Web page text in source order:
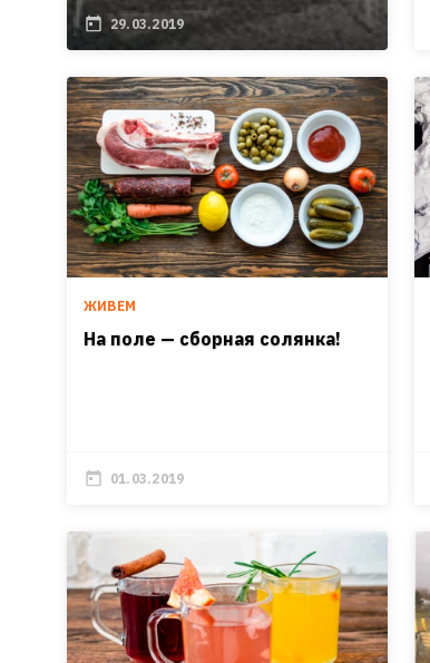
29.03.2019
ЖИВЕМ
На поле — сборная солянка!
01.03.2019